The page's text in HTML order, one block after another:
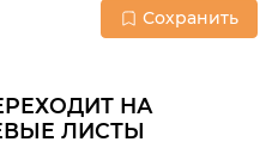
Сохранить
НА
ЛИСТЫ